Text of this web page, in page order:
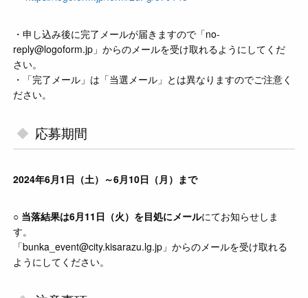
・申し込み後に完了メールが届きますので「no-
reply@logoform.jp」からのメールを受け取れるようにしてくだ
さい。
・「完了メール」は「当選メール」とは異なりますのでご注意く
ださい。
応募期間
2024年6月1日（土）～6月10日（月）まで
○ 当落結果は6月11日（火）を目処にメールにてお知らせしま
す。
「bunka_event@city.kisarazu.lg.jp」からのメールを受け取れる
ようにしてください。